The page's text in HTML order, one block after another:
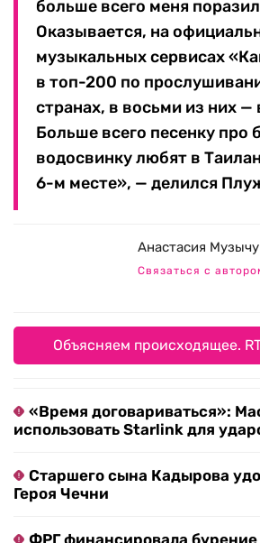
больше всего меня
Оказывается, на
музыкальных сервисах
в топ-200 по
странах, в восьми из них —
Больше всего песенку про
водосвинку любят в
6-м месте», — делился
Анастасия
Связаться с
Объясняем происходящее.
«Время договариваться»:
использовать Starlink для
Старшего сына Кадырова
Героя Чечни